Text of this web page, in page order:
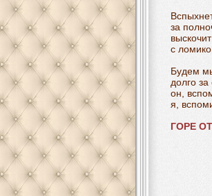
за
с
Будем
долго
он,
я,
ГОРЕ